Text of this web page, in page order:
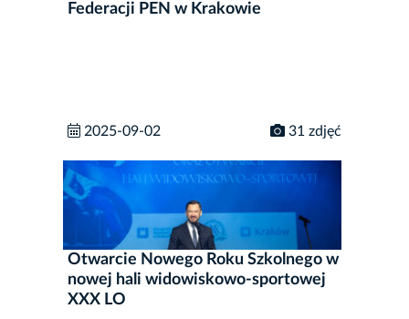
Federacji PEN w Krakowie
2025-09-02 31 zdjęć
Otwarcie Nowego Roku Szkolnego w
nowej hali widowiskowo-sportowej
XXX LO